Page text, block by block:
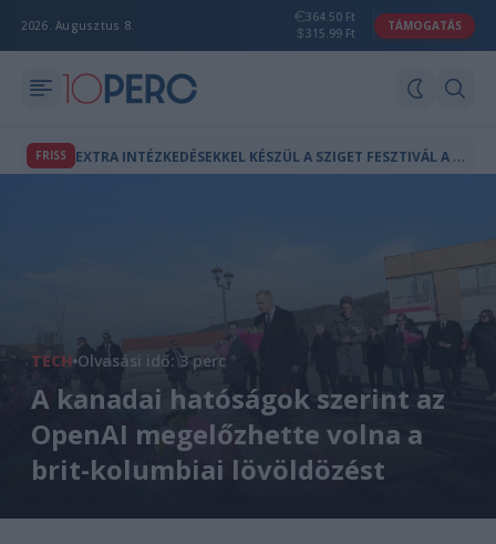
2026. Augusztus 8.
364.50 Ft
315.99 Ft
TÁMOGATÁS
FRISS E
XTRA INTÉZKEDÉSEKKEL KÉSZÜL A SZIGET FESZTIVÁL A POR ÉS HŐSÉG ELLEN
TECH Olvasási idő: 3 perc
A kanadai hatóságok szerint az
OpenAI megelőzhette volna a
brit-kolumbiai lövöldözést